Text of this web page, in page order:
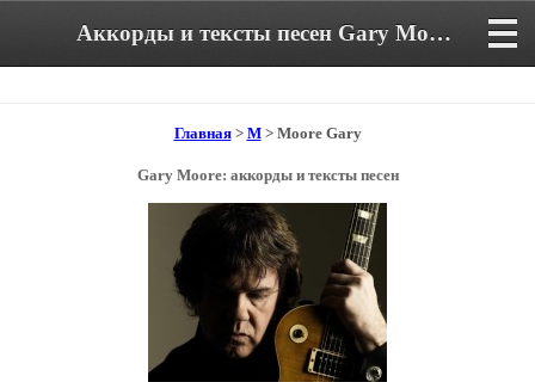
Аккорды и тексты песен Gary Moore
Главная> M> Moore Gary
Gary Moore: аккорды и тексты песен